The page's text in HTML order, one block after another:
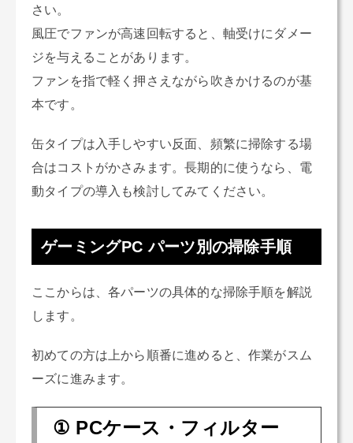
さい。
風圧でファンが高速回転すると、軸受けにダメー
ジを与えることがあります。
ファンを指で軽く押さえながら吹きかけるのが基
本です。
缶タイプは入手しやすい反面、頻繁に掃除する場
合はコストがかさみます。長期的に使うなら、電
動タイプの導入も検討してみてください。
ゲーミングPC パーツ別の掃除手順
ここからは、各パーツの具体的な掃除手順を解説
します。
初めての方は上から順番に進めると、作業がスム
ーズに進みます。
① PCケース・フィルター